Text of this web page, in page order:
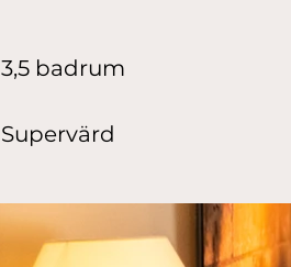
3,5 badrum
Supervärd